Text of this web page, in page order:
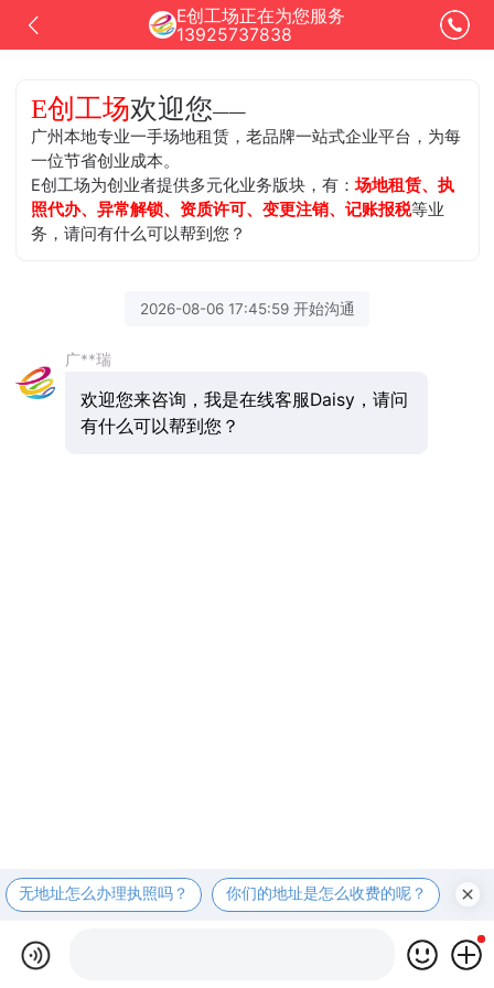
E创工场正在为您服务
13925737838
E创工场欢迎您——
广州本地专业一手场地租赁，老品牌一站式企业平台，为每
一位节省创业成本。
E创工场为创业者提供多元化业务版块，有：场地租赁、执
照代办、异常解锁、资质许可、变更注销、记账报税等业
务，请问有什么可以帮到您？
2026-08-06 17:45:59 开始沟通
广**瑞
欢迎您来咨询，我是在线客服Daisy，请问
有什么可以帮到您？
无地址怎么办理执照吗？ 你们的地址是怎么收费的呢？ 现